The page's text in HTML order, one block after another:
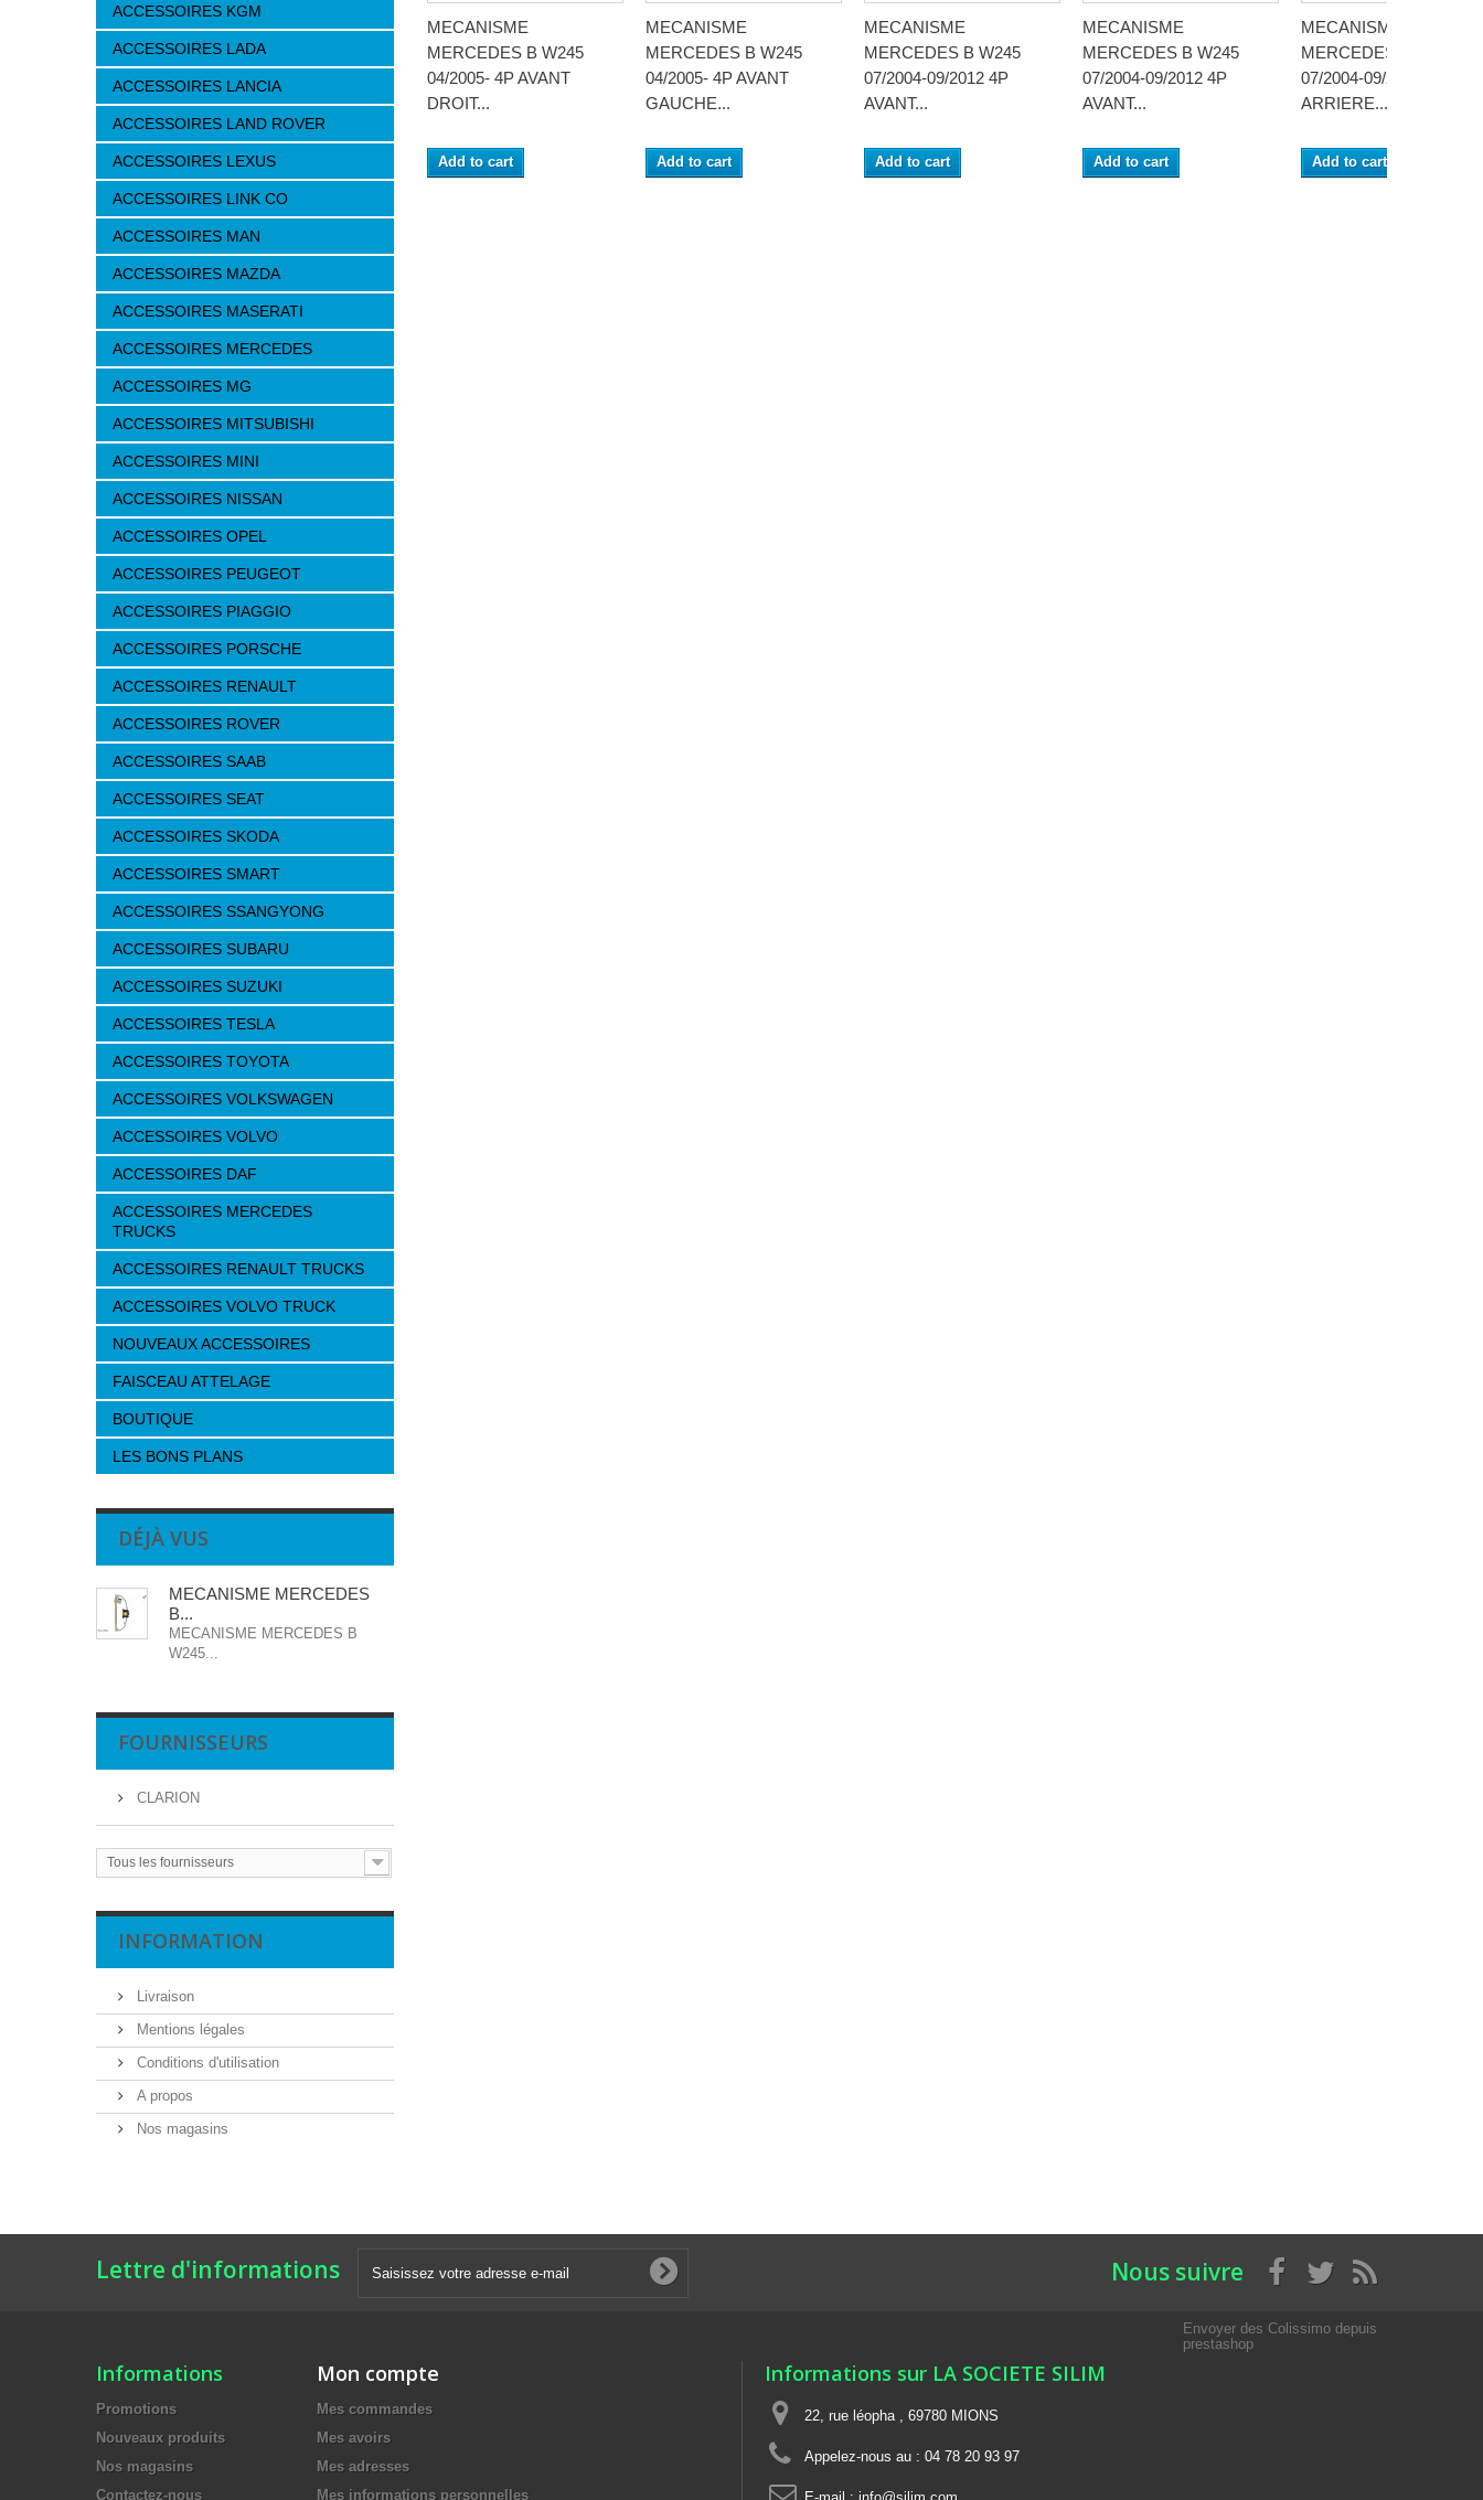
ACCESSOIRES KGM
ACCESSOIRES LADA
ACCESSOIRES LANCIA
ACCESSOIRES LAND ROVER
ACCESSOIRES LEXUS
ACCESSOIRES LINK CO
ACCESSOIRES MAN
ACCESSOIRES MAZDA
ACCESSOIRES MASERATI
ACCESSOIRES MERCEDES
ACCESSOIRES MG
ACCESSOIRES MITSUBISHI
ACCESSOIRES MINI
ACCESSOIRES NISSAN
ACCESSOIRES OPEL
ACCESSOIRES PEUGEOT
ACCESSOIRES PIAGGIO
ACCESSOIRES PORSCHE
ACCESSOIRES RENAULT
ACCESSOIRES ROVER
ACCESSOIRES SAAB
ACCESSOIRES SEAT
ACCESSOIRES SKODA
ACCESSOIRES SMART
ACCESSOIRES SSANGYONG
ACCESSOIRES SUBARU
ACCESSOIRES SUZUKI
ACCESSOIRES TESLA
ACCESSOIRES TOYOTA
ACCESSOIRES VOLKSWAGEN
ACCESSOIRES VOLVO
ACCESSOIRES DAF
ACCESSOIRES MERCEDES
TRUCKS
ACCESSOIRES RENAULT TRUCKS
ACCESSOIRES VOLVO TRUCK
NOUVEAUX ACCESSOIRES
FAISCEAU ATTELAGE
BOUTIQUE
LES BONS PLANS
DÉJÀ VUS
MECANISME MERCEDES
B...
MECANISME MERCEDES B
W245...
FOURNISSEURS
CLARION
Tous les fournisseurs
INFORMATION
Livraison
Mentions légales
Conditions d'utilisation
A propos
Nos magasins
MECANISME
MERCEDES B W245
04/2005- 4P AVANT
DROIT...
Add to cart
MECANISME
MERCEDES B W245
04/2005- 4P AVANT
GAUCHE...
Add to cart
MECANISME
MERCEDES B W245
07/2004-09/2012 4P
AVANT...
Add to cart
MECANISME
MERCEDES B W245
07/2004-09/2012 4P
AVANT...
Add to cart
MECANISME
MERCEDES B W245
07/2004-09/2012 4P
ARRIERE...
Add to cart
Lettre d'informations Nous suivre
Informations
Promotions
Nouveaux produits
Nos magasins
Contactez-nous
Mon compte
Mes commandes
Mes avoirs
Mes adresses
Mes informations personnelles
Informations sur LA SOCIETE SILIM
22, rue léopha , 69780 MIONS
Appelez-nous au : 04 78 20 93 97
Envoyer des Colissimo depuis
prestashop